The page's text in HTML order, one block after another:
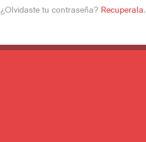
¿Olvidaste tu contraseña? Recuperala.